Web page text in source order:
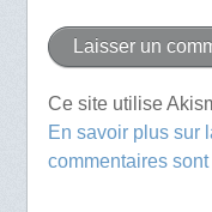
Ce site utilise
En savoir plus sur
commentaires